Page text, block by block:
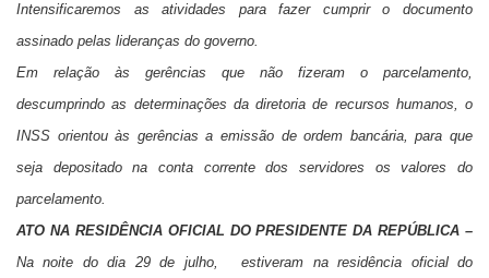
Intensificaremos as atividades para fazer cumprir o documento
assinado pelas lideranças do governo.
Em relação às gerências que não fizeram o parcelamento,
descumprindo as determinações da diretoria de recursos humanos, o
INSS orientou às gerências a emissão de ordem bancária, para que
seja depositado na conta corrente dos servidores os valores do
parcelamento.
ATO NA RESIDÊNCIA OFICIAL DO PRESIDENTE DA REPÚBLICA –
Na noite do dia 29 de julho, estiveram na residência oficial do